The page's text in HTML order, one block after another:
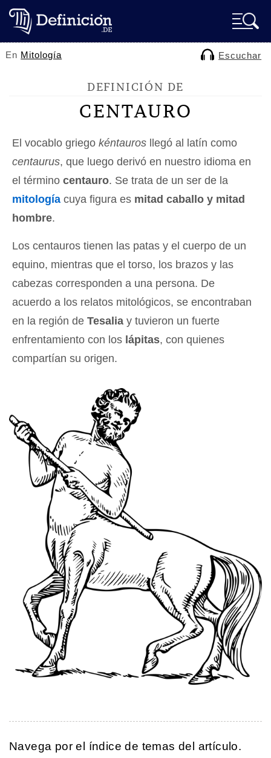
En Mitología Escuchar
DEFINICIÓN DE
CENTAURO
El vocablo griego kéntauros llegó al latín como
centaurus, que luego derivó en nuestro idioma en
el término centauro. Se trata de un ser de la
mitología cuya figura es mitad caballo y mitad
hombre.
Los centauros tienen las patas y el cuerpo de un
equino, mientras que el torso, los brazos y las
cabezas corresponden a una persona. De
acuerdo a los relatos mitológicos, se encontraban
en la región de Tesalia y tuvieron un fuerte
enfrentamiento con los lápitas, con quienes
compartían su origen.
Navega por el índice de temas del artículo.